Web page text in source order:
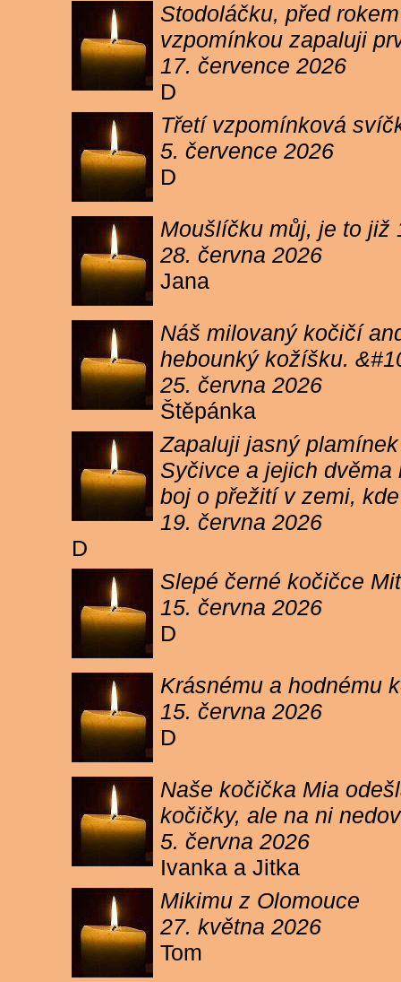
Stodoláčku, před
vzpomínkou zapaluji
17. července 2026
D
Třetí vzpomínková
5. července 2026
D
Moušlíčku můj, je to již
28. června 2026
Jana
Náš milovaný kočičí
hebounký kožíšku.
25. června 2026
Štěpánka
Zapaluji jasný
Syčivce a jejich
boj o přežití v zemi,
19. června 2026
D
Slepé černé kočičce
15. června 2026
D
Krásnému a hodnému
15. června 2026
D
Naše kočička Mia
kočičky, ale na ni
5. června 2026
Ivanka a Jitka
Mikimu z Olomouce
27. května 2026
Tom